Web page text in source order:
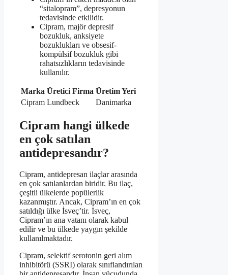
“sitalopram”, depresyonun
tedavisinde etkilidir.
Cipram, majör depresif
bozukluk, anksiyete
bozuklukları ve obsesif-
kompülsif bozukluk gibi
rahatsızlıkların tedavisinde
kullanılır.
Marka Üretici Firma Üretim Yeri
Cipram Lundbeck Danimarka
Cipram hangi ülkede
en çok satılan
antidepresandır?
Cipram, antidepresan ilaçlar arasında
en çok satılanlardan biridir. Bu ilaç,
çeşitli ülkelerde popülerlik
kazanmıştır. Ancak, Cipram’ın en çok
satıldığı ülke İsveç’tir. İsveç,
Cipram’ın ana vatanı olarak kabul
edilir ve bu ülkede yaygın şekilde
kullanılmaktadır.
Cipram, selektif serotonin geri alım
inhibitörü (SSRI) olarak sınıflandırılan